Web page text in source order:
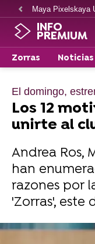
Maya Pixelskaya
INFO
PREMIUM
Zorras Noticias
El domingo,
Los 12
unirte al
Andrea Ros,
han
razones por
'Zorras', este
El domingo,